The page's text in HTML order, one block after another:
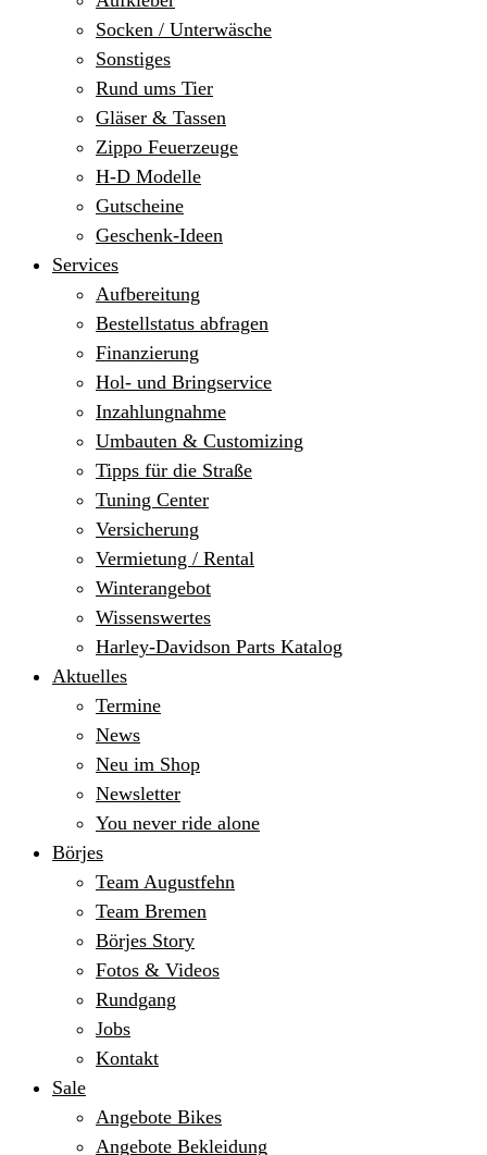
Socken / Unterwäsche
Sonstiges
Rund ums Tier
Gläser & Tassen
Zippo Feuerzeuge
H-D Modelle
Gutscheine
Geschenk-Ideen
Services
Aufbereitung
Bestellstatus abfragen
Finanzierung
Hol- und Bringservice
Inzahlungnahme
Umbauten & Customizing
Tipps für die Straße
Tuning Center
Versicherung
Vermietung / Rental
Winterangebot
Wissenswertes
Harley-Davidson Parts Katalog
Aktuelles
Termine
News
Neu im Shop
Newsletter
You never ride alone
Börjes
Team Augustfehn
Team Bremen
Börjes Story
Fotos & Videos
Rundgang
Jobs
Kontakt
Sale
Angebote Bikes
Angebote Bekleidung